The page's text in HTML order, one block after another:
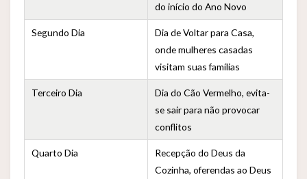
do início do Ano Novo
Segundo Dia
Dia de Voltar para Casa,
onde mulheres casadas
visitam suas famílias
Terceiro Dia
Dia do Cão Vermelho, evita-
se sair para não provocar
conflitos
Quarto Dia
Recepção do Deus da
Cozinha, oferendas ao Deus